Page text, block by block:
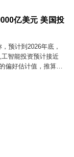
亿美元 美国投
预计到2026年底，
智能投资预计接近
偏好估计值，推算出
年的2.5%，并在
智能投资占全球
为0.9%、1.3%和